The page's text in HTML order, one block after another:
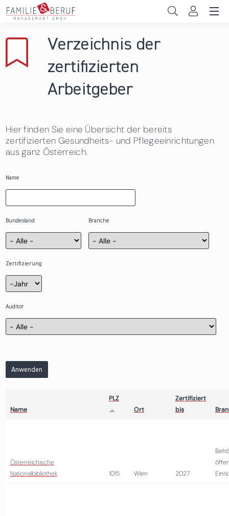
Direkt zum Inhalt
Gemeinden
Das sind wir
News & Events
Verzeichnis der
zertifizierten
Arbeitgeber
Hier finden Sie eine Übersicht der bereits
zertifizierten Gesundheits- und Pflegeeinrichtungen
aus ganz Österreich.
Name
Bundesland Branche
Zertifizierung
Zertifizierung
Jahr
Auditor
Anwenden
Name
PLZ
Ort
Zertifiziert
bis
Österreichische
Nationalbibliothek
1015 Wien 2027